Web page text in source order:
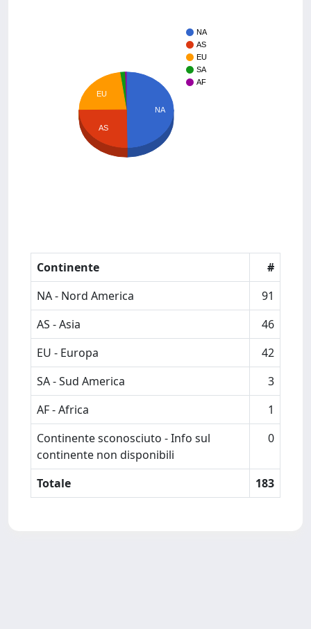
NA
AS
EU
SA
AF
NA
EU
AS
Continente
#
NA - Nord America
91
AS - Asia
46
EU - Europa
42
SA - Sud America
3
AF - Africa
1
Continente sconosciuto - Info sul
continente non disponibili
0
Totale 183